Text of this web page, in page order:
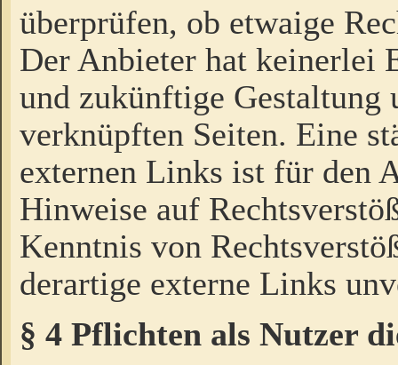
überprüfen, ob etwaige
Der Anbieter hat keinerlei
und zukünftige Gestaltung
verknüpften Seiten. Eine
externen Links ist für den
Hinweise auf
Kenntnis von
derartige externe Links
§ 4 Pflichten als Nutzer